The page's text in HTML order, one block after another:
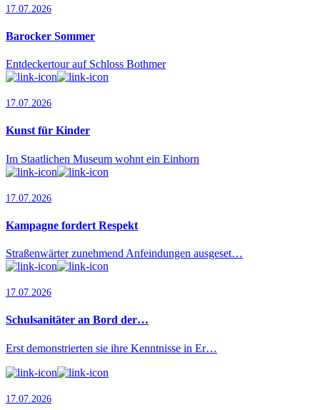
17.07.2026
Barocker Sommer
Entdeckertour auf Schloss Bothmer
17.07.2026
Kunst für Kinder
Im Staatlichen Museum wohnt ein Einhorn
17.07.2026
Kampagne fordert Respekt
Straßenwärter zunehmend Anfeindungen ausgeset…
17.07.2026
Schulsanitäter an Bord der…
Erst demonstrierten sie ihre Kenntnisse in Er…
17.07.2026